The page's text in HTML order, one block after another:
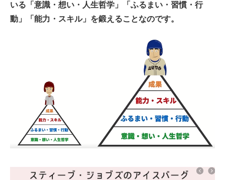
いる「意識・想い・人生哲学」「ふるまい・習慣・行
動」「能力・スキル」を鍛えることなのです。